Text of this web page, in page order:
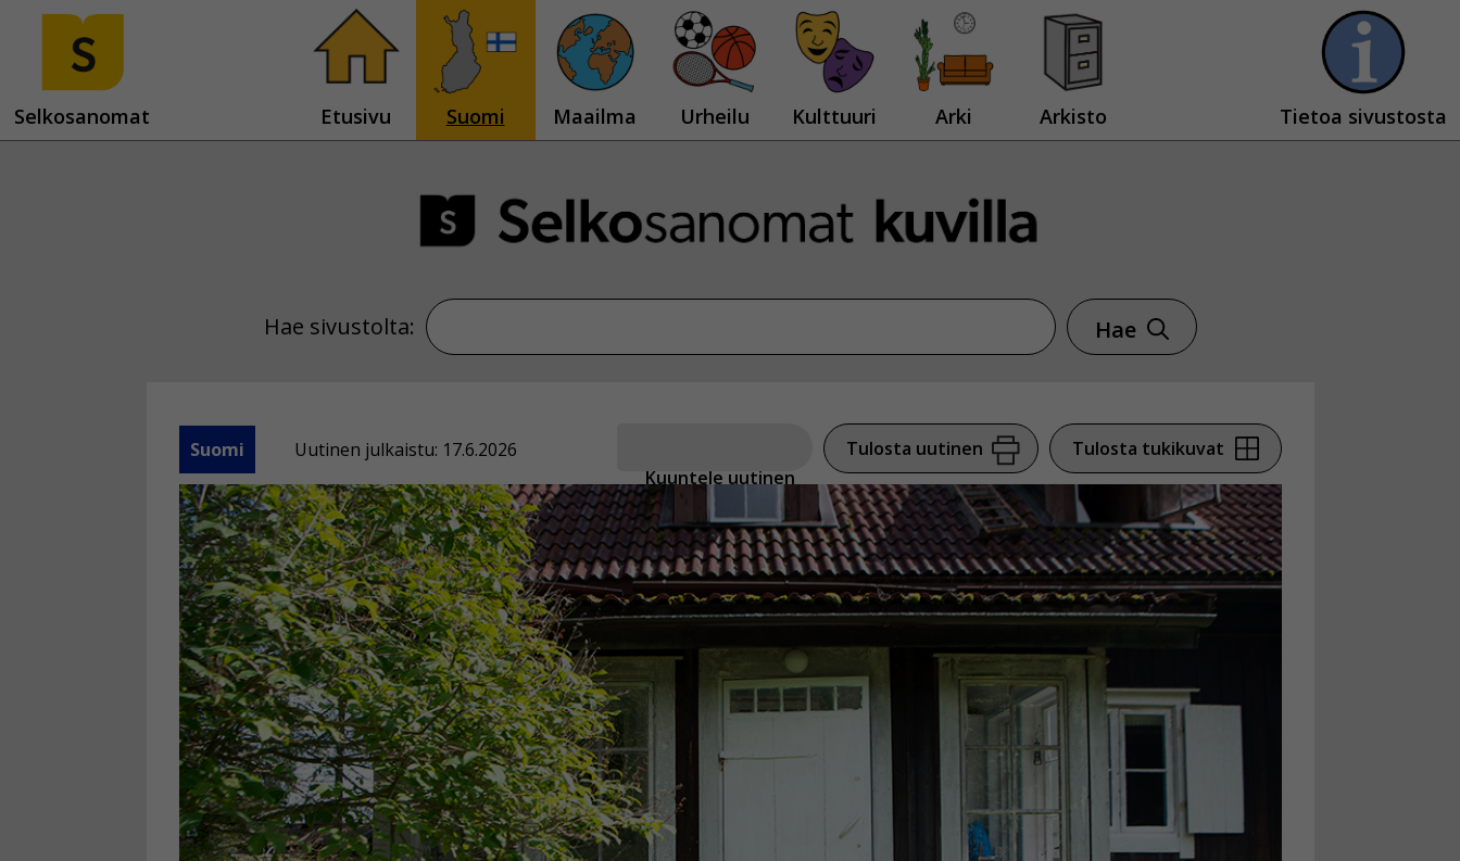
Selkosanomat Etusivu Suomi Maailma Urheilu Kulttuuri Arki Arkisto Tietoa sivustosta
Hae sivustolta: Hae
Suomi
Uutinen julkaistu: 17.6.2026
Kuuntele uutinen
Tulosta uutinen Tulosta tukikuvat